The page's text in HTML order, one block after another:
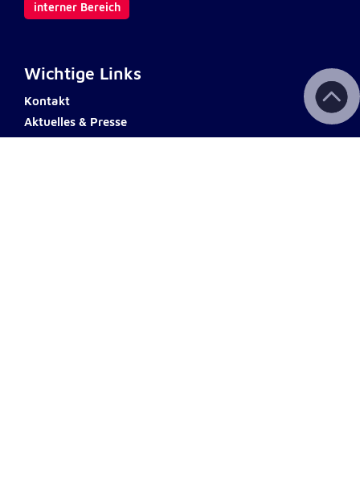
interner Bereich
Wichtige Links
Kontakt
Aktuelles & Presse